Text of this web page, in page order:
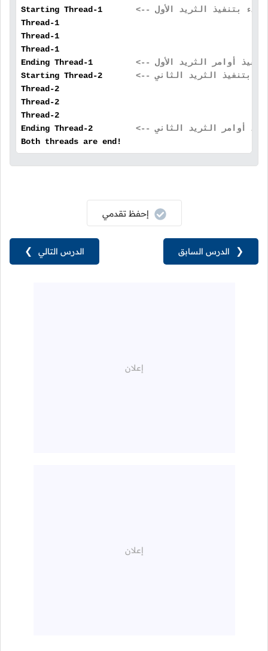
Starting Thread-1
البدء بتنفيذ الثريد الأول
Thread-1
Thread-1
Thread-1
Ending Thread-1
تنفيذ أوامر الثريد الأول
Starting Thread-2
بتنفيذ الثريد الثاني
Thread-2
Thread-2
Thread-2
Ending Thread-2
أوامر الثريد الثاني
Both threads are end!
الدرس التالي ❯
إحفظ تقدمي
❮ الدرس السابق